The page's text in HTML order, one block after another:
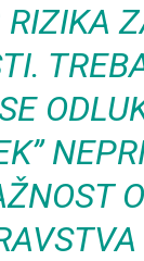
RIZIKA